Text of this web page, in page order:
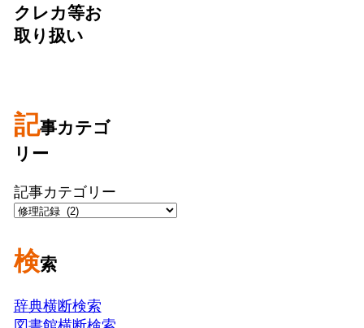
クレカ等お
取り扱い
記事カテゴ
リー
記事カテゴリー
検索
辞典横断検索